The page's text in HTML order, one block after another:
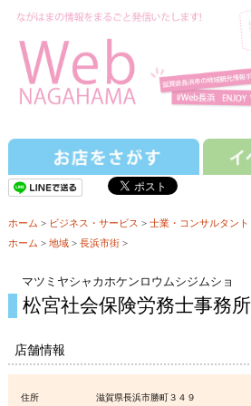
ホーム > ビジネス・サービス > 士業・コンサルタント
ホーム > 地域> 長浜市街>
マツミヤシャカホケンロウムシジムショ
松宮社会保険労務士事務所
店舗情報
住所 滋賀県長浜市勝町３４９